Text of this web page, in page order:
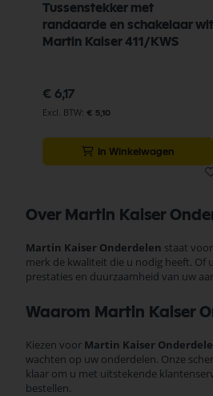
Tussenstekker met
randaarde en schakelaar wit
Martin Kaiser 411/KWS
€ 6,17
€ 5,10
In Winkelwagen
Over Martin Kaiser
Martin Kaiser Onderdelen staat
merk de kwaliteit die u nodig heeft.
prestaties en duurzaamheid van uw
Waarom Martin Kaiser
Kiezen voor Martin Kaiser
wachten op uw onderdelen. Onze
klaar om u met uitstekende
bestellen.